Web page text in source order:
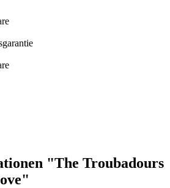
"The Troubadours